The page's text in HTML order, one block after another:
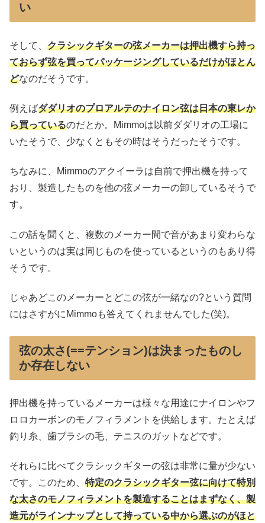
い
そして、 クラシックギターの弦メーカーは押出機すら持っ
ておらず弦を買ってパッケージングしているだけがほとん
どなのだそうです。
例えばダダリオのプロアルテのナイロン弦は日本の東レか
ら買っているのだとか。Mimmoは以前ダダリオの工場に
いたそうで、少なくともその時はそうだったそうです。
ちなみに、Mimmoのアクイーラは自前で押出機を持って
おり、製造したものを他の弦メーカーの卸しているそうで
す。
この話を聞くと、複数のメーカー間で音があまり変わらな
いというのは実は同じものを使っているというのもあり得
そうです。
じゃあどこのメーカーとどこの弦が一緒なの?という質問
にはさすがにMimmoも答えてくれませんでした(笑)。
弦の太さ(==テンション)は決まったものし
か存在しない
押出機を持っているメーカーは様々な用途にナイロンやフ
ロロカーボンのモノフィラメントを供給します。たとえば
釣り糸、歯ブラシの毛、テニスのガットなどです。
それらに比べてクラシックギターの弦は非常に量が少ない
です。このため、 特定のクラシックギター弦に向けて特別
な太さのモノフィラメントを製造することはまずなく、製
造元がラインナップとして持っている中から選ぶのがほと